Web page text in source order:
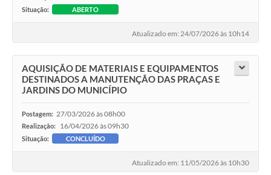
Situação: ABERTO
Atualizado em: 24/07/2026 às 10h14
AQUISIÇÃO DE MATERIAIS E EQUIPAMENTOS
DESTINADOS A MANUTENÇÃO DAS PRAÇAS E
JARDINS DO MUNICÍPIO
Postagem: 27/03/2026 às 08h00
Realização: 16/04/2026 às 09h30
Situação: CONCLUÍDO
Atualizado em: 11/05/2026 às 10h30